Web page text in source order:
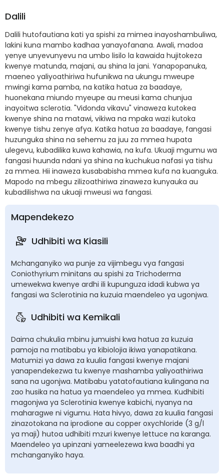
Dalili
Dalili hutofautiana kati ya spishi za mimea inayoshambuliwa,
lakini kuna mambo kadhaa yanayofanana. Awali, madoa
yenye unyevunyevu na umbo lisilo la kawaida hujitokeza
kwenye matunda, majani, au shina la jani. Yanapopanuka,
maeneo yaliyoathiriwa hufunikwa na ukungu mweupe
mwingi kama pamba, na katika hatua za baadaye,
huonekana miundo myeupe au meusi kama chunjua
inayoitwa sclerotia. "Vidonda vikavu" vinaweza kutokea
kwenye shina na matawi, vikiwa na mpaka wazi kutoka
kwenye tishu zenye afya. Katika hatua za baadaye, fangasi
huzunguka shina na sehemu za juu za mmea hupata
ulegevu, kubadilika kuwa kahawia, na kufa. Ukuaji mgumu wa
fangasi huunda ndani ya shina na kuchukua nafasi ya tishu
za mmea. Hii inaweza kusababisha mmea kufa na kuanguka.
Mapodo na mbegu zilizoathiriwa zinaweza kunyauka au
kubadilishwa na ukuaji mweusi wa fangasi.
Mapendekezo
Udhibiti wa Kiasili
Mchanganyiko wa punje za vijimbegu vya fangasi
Coniothyrium minitans au spishi za Trichoderma
umewekwa kwenye ardhi ili kupunguza idadi kubwa ya
fangasi wa Sclerotinia na kuzuia maendeleo ya ugonjwa.
Udhibiti wa Kemikali
Daima chukulia mbinu jumuishi kwa hatua za kuzuia
pamoja na matibabu ya kibiolojia ikiwa yanapatikana.
Matumizi ya dawa za kuulia fangasi kwenye majani
yanapendekezwa tu kwenye mashamba yaliyoathiriwa
sana na ugonjwa. Matibabu yatatofautiana kulingana na
zao husika na hatua ya maendeleo ya mmea. Kudhibiti
magonjwa ya Sclerotinia kwenye kabichi, nyanya na
maharagwe ni vigumu. Hata hivyo, dawa za kuulia fangasi
zinazotokana na iprodione au copper oxychloride (3 g/l
ya maji) hutoa udhibiti mzuri kwenye lettuce na karanga.
Maendeleo ya upinzani yameelezewa kwa baadhi ya
mchanganyiko haya.